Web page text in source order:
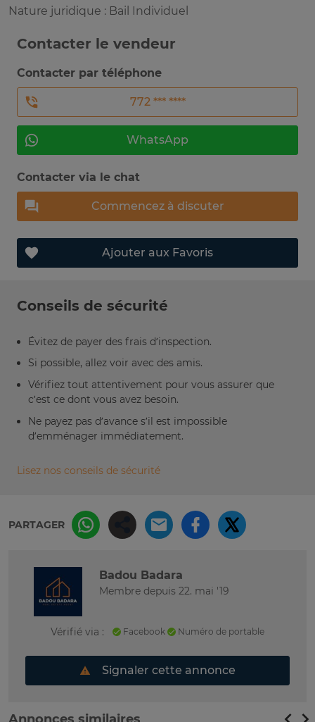
Nature juridique : Bail Individuel
Contacter le vendeur
Contacter par téléphone
772 *** ****
WhatsApp
Contacter via le chat
Commencez à discuter
Ajouter aux Favoris
Conseils de sécurité
Évitez de payer des frais d’inspection.
Si possible, allez voir avec des amis.
Vérifiez tout attentivement pour vous assurer que
c’est ce dont vous avez besoin.
Ne payez pas d’avance s’il est impossible
d’emménager immédiatement.
Lisez nos conseils de sécurité
PARTAGER
Badou Badara
Membre depuis 22. mai '19
Vérifié via : Facebook Numéro de portable
Signaler cette annonce